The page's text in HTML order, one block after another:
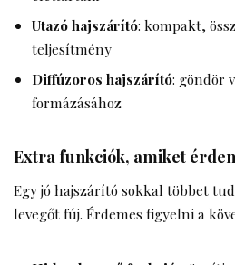
Utazó hajszárító: kompakt,
teljesítmény
Diffúzoros hajszárító: göndör
formázásához
Extra funkciók, amiket
Egy jó hajszárító sokkal többet
levegőt fúj. Érdemes figyelni a